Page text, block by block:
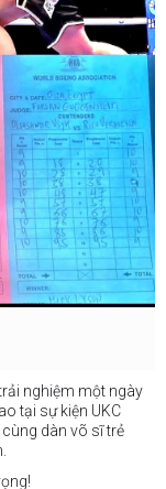
nghiệm một ngày
tại sự kiện UKC
dàn võ sĩ trẻ